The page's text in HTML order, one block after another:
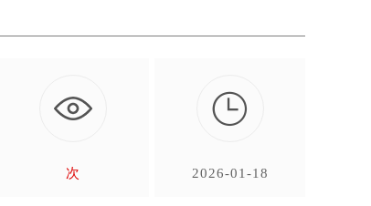
次

2026-01-18